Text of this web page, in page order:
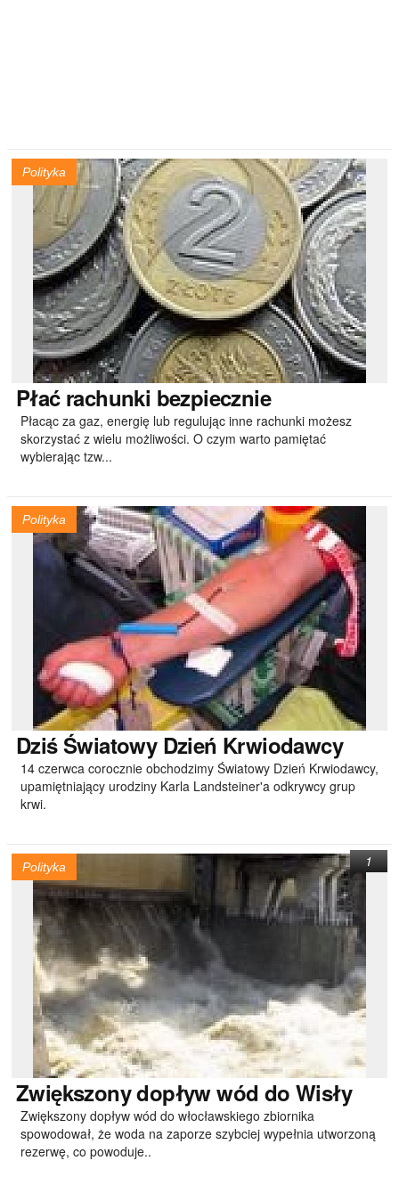
Polityka
Płaćrachunki bezpiecznie
Płacąc za gaz, energię lub regulując inne rachunki możesz
skorzystać z wielu możliwości. O czym warto pamiętać
wybierając tzw...
Polityka
DziśŚwiatowy Dzień Krwiodawcy
14 czerwca corocznie obchodzimy Światowy Dzień Krwiodawcy,
upamiętniający urodziny Karla Landsteiner'a odkrywcy grup
krwi.
Polityka
Zwiększonydopływ wód do Wisły
Zwiększony dopływ wód do włocławskiego zbiornika
spowodował, że woda na zaporze szybciej wypełnia utworzoną
rezerwę, co powoduje..
1